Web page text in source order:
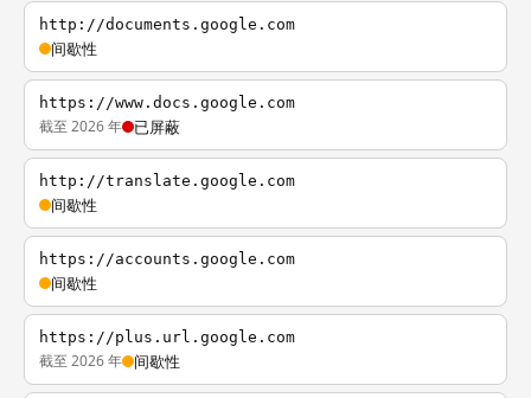
http://documents.google.com
间歇性
https://www.docs.google.com
截至 2026 年 已屏蔽
http://translate.google.com
间歇性
https://accounts.google.com
间歇性
https://plus.url.google.com
截至 2026 年 间歇性